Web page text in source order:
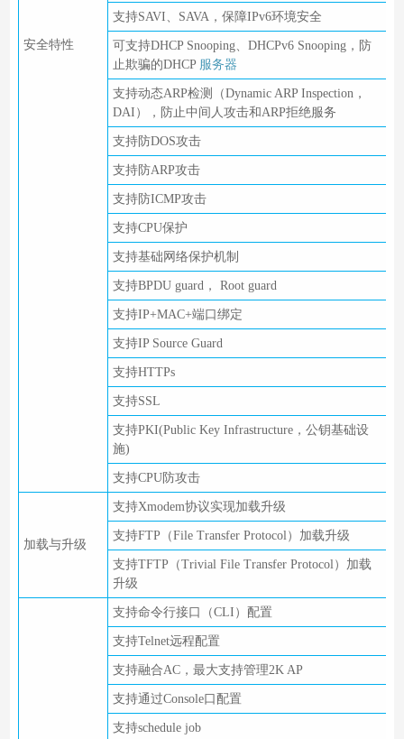
安全特性
支持SAVI、SAVA，保障IPv6环境安全
可支持DHCP Snooping、DHCPv6 Snooping，防
止欺骗的DHCP 服务器
支持动态ARP检测（Dynamic ARP Inspection，
DAI），防止中间人攻击和ARP拒绝服务
支持防DOS攻击
支持防ARP攻击
支持防ICMP攻击
支持CPU保护
支持基础网络保护机制
支持BPDU guard， Root guard
支持IP+MAC+端口绑定
支持IP Source Guard
支持HTTPs
支持SSL
支持PKI(Public Key Infrastructure，公钥基础设
施)
支持CPU防攻击
加载与升级
支持Xmodem协议实现加载升级
支持FTP（File Transfer Protocol）加载升级
支持TFTP（Trivial File Transfer Protocol）加载
升级
支持命令行接口（CLI）配置
支持Telnet远程配置
支持融合AC，最大支持管理2K AP
支持通过Console口配置
支持schedule job